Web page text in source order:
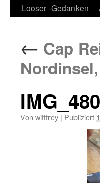
Looser -Gedanken
← Cap
Von wittfrey | Publiziert